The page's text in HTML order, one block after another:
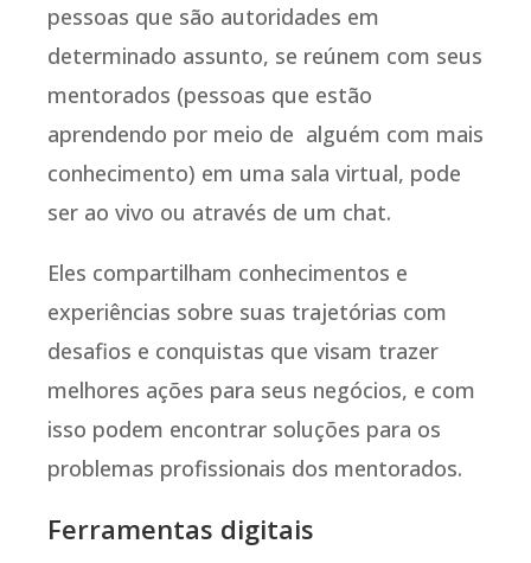
pessoas que são autoridades em
determinado assunto, se reúnem com seus
mentorados (pessoas que estão
aprendendo por meio de alguém com mais
conhecimento) em uma sala virtual, pode
ser ao vivo ou através de um chat.
Eles compartilham conhecimentos e
experiências sobre suas trajetórias com
desafios e conquistas que visam trazer
melhores ações para seus negócios, e com
isso podem encontrar soluções para os
problemas profissionais dos mentorados.
Ferramentas digitais